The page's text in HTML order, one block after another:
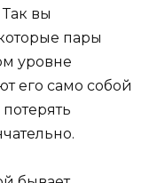
вы
пары
уровне
его само собой